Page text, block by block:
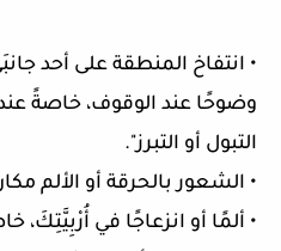
• انتفاخ المنطقة على أحد
وضوحًا عند الوقوف، خاصةً
التبول أو التبرز".
• الشعور بالحرقة أو الألم
• ألمًا أو انزعاجًا في أُرْبِيَّتِكَ،